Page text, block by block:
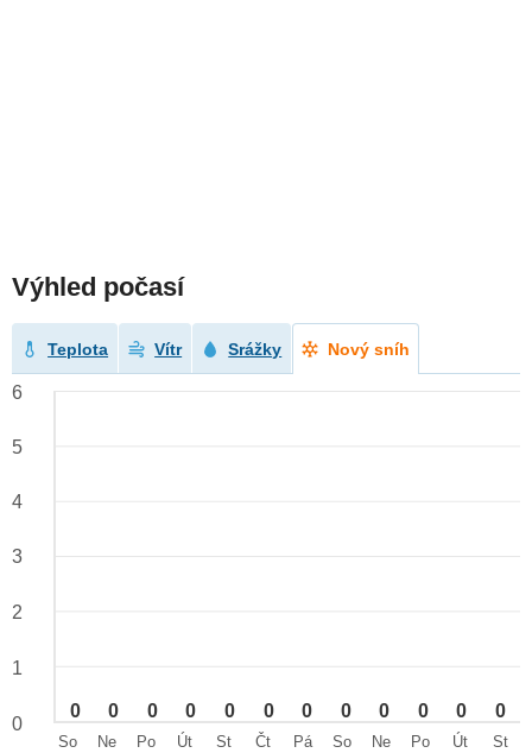
Výhled počasí
Teplota Vítr Srážky Nový sníh
0 0 0 0 0 0 0 0 0 0 0 0
6
5
4
3
2
1
0
So
Ne
Po
Út
St
Čt
Pá
So
Ne
Po
Út
St